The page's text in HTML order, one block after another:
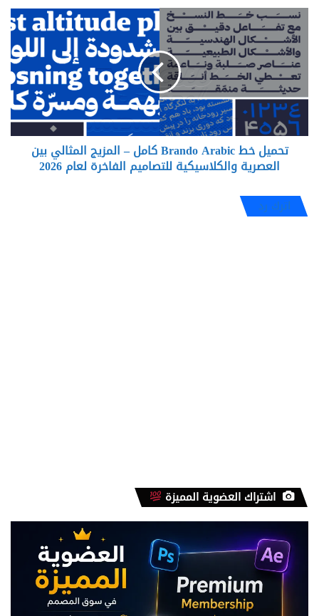
2026
تحميل
خط
Brando
Arabic
كامل
المزيج
المثالي
بين
العصرية
والكلاسيكية
الفاخرة
لعام
تحميل خط Brando Arabic كامل – المزيج المثالي بين
العصرية والكلاسيكية للتصاميم الفاخرة لعام 2026
اترك رد
اشتراك العضوية المميزة